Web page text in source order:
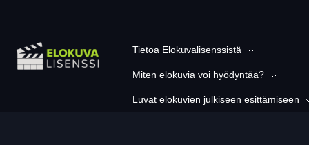
Tietoa Elokuvalisenssistä
Miten elokuvia voi hyödyntää?
Luvat elokuvien julkiseen esittämiseen